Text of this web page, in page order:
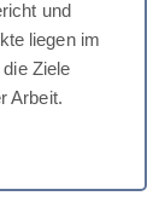
und
liegen im
Ziele
Arbeit.